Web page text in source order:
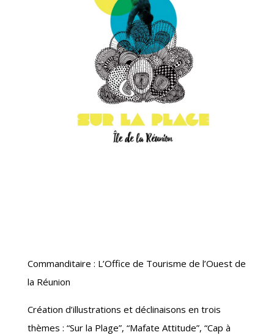
Commanditaire : L’Office de Tourisme de l’Ouest de
la Réunion
Création d’illustrations et déclinaisons en trois
thèmes : “Sur la Plage”, “Mafate Attitude”, “Cap à